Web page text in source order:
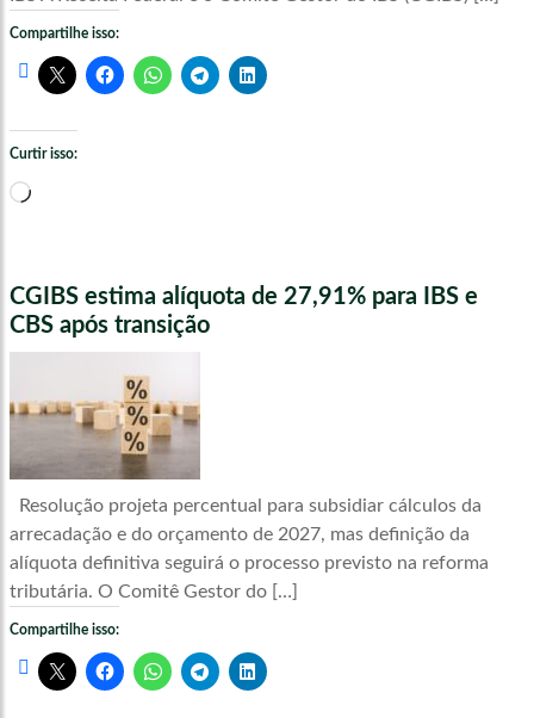
Compartilhe isso:
Curtir isso:
Carregando...
CGIBS estima alíquota de 27,91% para IBS e
CBS após transição
Resolução projeta percentual para subsidiar cálculos da
arrecadação e do orçamento de 2027, mas definição da
alíquota definitiva seguirá o processo previsto na reforma
tributária. O Comitê Gestor do […]
Compartilhe isso: